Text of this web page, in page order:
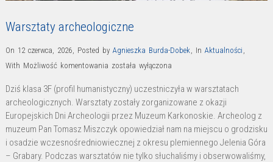
Warsztaty archeologiczne
On 12 czerwca, 2026 Posted by Agnieszka Burda-Dobek In Aktualności
With Możliwość komentowania Warsztaty
została wyłączona
Dziś klasa 3F (profil humanistyczny) uczestniczyła w warsztatach
archeologicznych. Warsztaty zostały zorganizowane z okazji
Europejskich Dni Archeologii przez Muzeum Karkonoskie. Archeolog z
muzeum Pan Tomasz Miszczyk opowiedział nam na miejscu o grodzisku
i osadzie wczesnośredniowiecznej z okresu plemiennego Jelenia Góra
– Grabary. Podczas warsztatów nie tylko słuchaliśmy i obserwowaliśmy,